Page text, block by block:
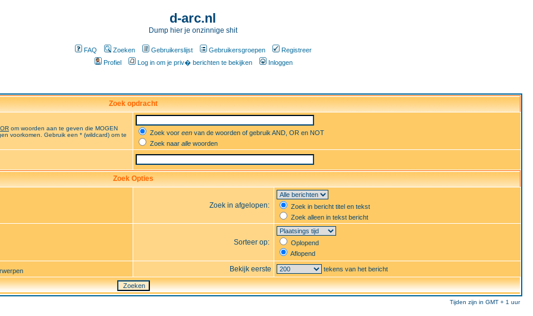
d-arc.nl
Dump hier je onzinnige shit
FAQ Zoeken Gebruikerslijst Gebruikersgroepen
Registreer
Profiel
Log in om je priv� berichten te bekijken Inloggen
Zoek opdracht
OR om woorden aan te geven die MOGEN
voorkomen. Gebruik een * (wildcard) om te
Zoek voor een van de woorden of gebruik AND, OR en NOT
Zoek naar alle woorden
Zoek Opties
Zoek in afgelopen:
Zoek in bericht titel en tekst
Zoek alleen in tekst bericht
Sorteer op:
Oplopend
Aflopend
Bekijk eerste tekens van het bericht
Tijden zijn in GMT + 1 uur